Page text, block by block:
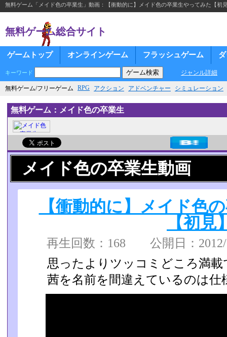
無料ゲーム「メイド色の卒業生」動画：【衝動的に】メイド色の卒業生やってみた【初
無料ゲーム総合サイト
ゲームトップ オンラインゲーム フラッシュゲーム
キーワード ジャンル詳細
無料ゲーム/フリーゲーム RPG アクション アドベンチャー シミュレーション
無料ゲーム：メイド色の卒業生
メイド色の卒業生動画
【衝動的に】メイド色
【初見
再生回数：168 公開日：
思ったよりツッコミどころ満載
茜を名前を間違えているのは仕